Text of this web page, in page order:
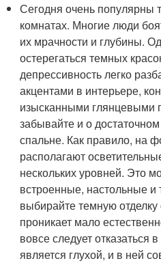
Сегодня очень популярны
комнатах. Многие люди
их мрачности и глубины.
остерегаться темных
депрессивность легко
акцентами в интерьере,
изысканными глянцевыми
забывайте и о
спальне. Как правило, на
располагают
нескольких уровней. Это
встроенные, настольные и
выбирайте темную
проникает мало
вовсе следует отказаться
является глухой, и в ней